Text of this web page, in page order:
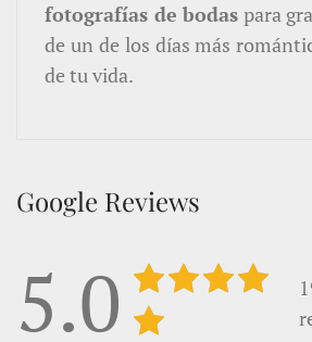
fotografías de bodas para
de un de los días más
de tu vida.
Google Reviews
5.0